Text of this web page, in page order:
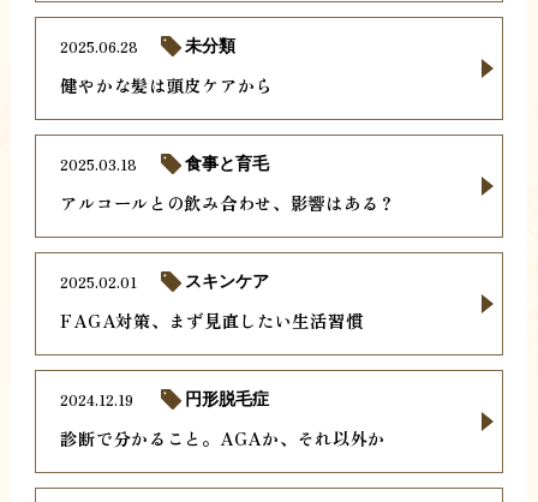
健やかな髪は頭皮ケアから
2025.06.28 未分類
アルコールとの飲み合わせ、影響はある？
2025.03.18 食事と育毛
FAGA対策、まず見直したい生活習慣
2025.02.01 スキンケア
診断で分かること。AGAか、それ以外か
2024.12.19 円形脱毛症